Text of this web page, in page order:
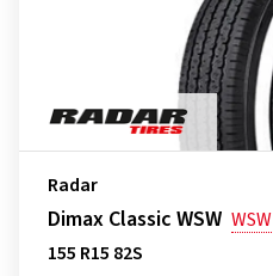
Radar
Dimax Classic WSW WSW
155 R15 82S